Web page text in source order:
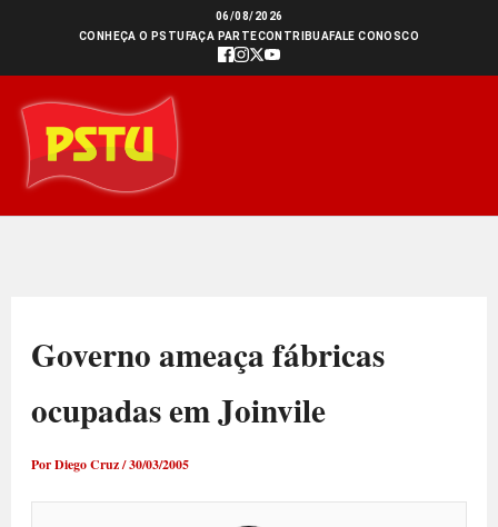
conteúdo
06/08/2026
CONHEÇA O PSTU FAÇA PARTECONTRIBUAFALE CONOSCO
Governo ameaça fábricas
ocupadas em Joinvile
PorDiego Cruz/30/03/2005